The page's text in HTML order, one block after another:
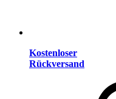
Kostenloser
Rückversand